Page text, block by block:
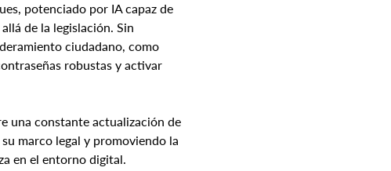
potenciado por IA capaz de
de la legislación. Sin
ciudadano, como
robustas y activar
una constante actualización de
marco legal y promoviendo la
en el entorno digital.